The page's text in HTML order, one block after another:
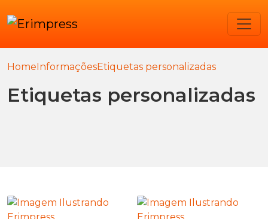
HomeInformaçõesEtiquetas personalizadas
Etiquetas personalizadas